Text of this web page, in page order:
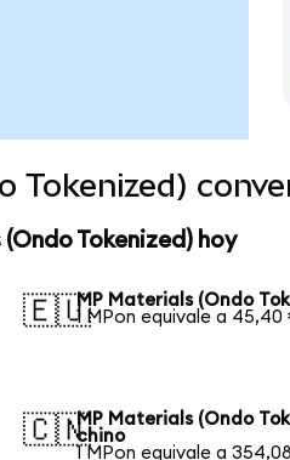
Tokenized)
Tokenized) hoy
🇪🇺MP Materials (Ondo
1 MPon equivale a 45,40
🇨🇳MP Materials (Ondo
chino
1 MPon equivale a